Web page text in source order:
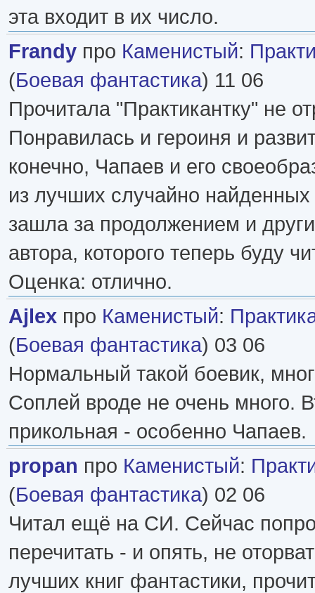
эта входит в их число.
Frandy про Каменистый:
(Боевая фантастика) 11 06
Прочитала "Практикантку" не
Понравилась и героиня и
конечно, Чапаев и его
из лучших случайно
зашла за продолжением и
автора, которого теперь буду
Оценка: отлично.
Ajlex про Каменистый:
(Боевая фантастика) 03 06
Нормальный такой боевик,
Соплей вроде не очень много.
прикольная - особенно Чапаев.
propan про Каменистый:
(Боевая фантастика) 02 06
Читал ещё на СИ. Сейчас
перечитать - и опять, не
лучших книг фантастики,